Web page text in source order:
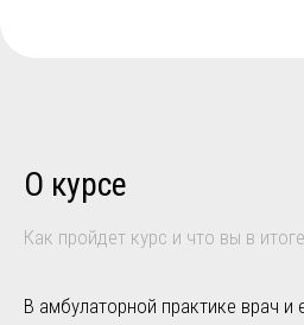
О курсе
Как пройдет курс и что вы в
В амбулаторной практике врач и